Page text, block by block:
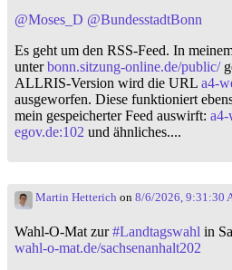
@Moses_D @BundesstadtBonn
Es geht um den RSS-Feed. In
unterbonn.sitzung-online.de/public/
ALLRIS-Version wird die URL a4-
ausgeworfen. Diese funktioniert
mein gespeicherter Feed auswirft: a4-
egov.de:102 und ähnliches....
Martin Hetterich on 8/6/2026, 9:31:30
Wahl-O-Mat zur#Landtagswahl in
wahl-o-mat.de/sachsenanhalt202